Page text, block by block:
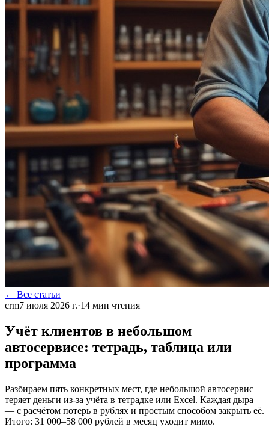
← Все статьи
crm7 июля 2026 г.·14 мин чтения
Учёт клиентов в небольшом
автосервисе: тетрадь, таблица или
программа
Разбираем пять конкретных мест, где небольшой автосервис
теряет деньги из-за учёта в тетрадке или Excel. Каждая дыра
— с расчётом потерь в рублях и простым способом закрыть её.
Итого: 31 000–58 000 рублей в месяц уходит мимо.